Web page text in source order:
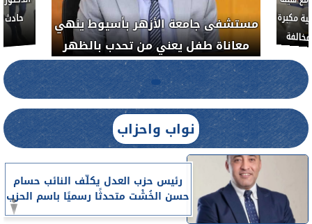
مستشفى جامعة الأزهر
معاناة طفل يعني من
المصرية يشن حملة رقابية مكبرة
المنشآت الطبية المخالفة
نواب واحزاب
رئيس حزب العدل يكلّف النائب حسام
حسن الخُشْت متحدثًا رسميًا باسم الحزب